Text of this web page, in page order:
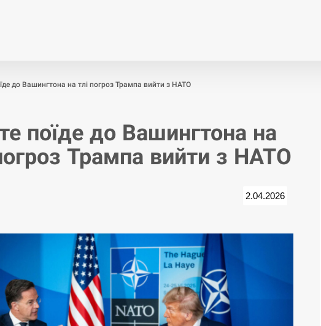
до Вашингтона на тлі погроз Трампа вийти з НАТО
поїде до Вашингтона на
Трампа вийти з НАТО
2.04.2026